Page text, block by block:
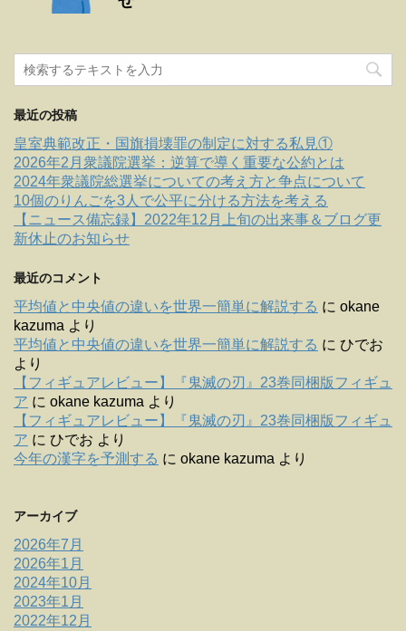
最近の投稿
皇室典範改正・国旗損壊罪の制定に対する私見①
2026年2月衆議院選挙：逆算で導く重要な公約とは
2024年衆議院総選挙についての考え方と争点について
10個のりんごを3人で公平に分ける方法を考える
【ニュース備忘録】2022年12月上旬の出来事＆ブログ更
新休止のお知らせ
最近のコメント
平均値と中央値の違いを世界一簡単に解説する に okane
kazuma より
平均値と中央値の違いを世界一簡単に解説する に ひでお
より
【フィギュアレビュー】『鬼滅の刃』23巻同梱版フィギュ
ア に okane kazuma より
【フィギュアレビュー】『鬼滅の刃』23巻同梱版フィギュ
ア に ひでお より
今年の漢字を予測する に okane kazuma より
アーカイブ
2026年7月
2026年1月
2024年10月
2023年1月
2022年12月